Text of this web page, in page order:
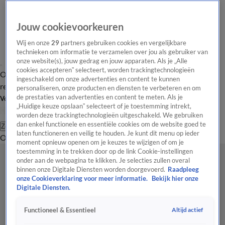
Overzicht Laatste nieuws Regionieuws Het beste van Hart
Tip de
redactie
Volg Hart van Nederland
Zoeken
OverzichtRegioUitzendingenWeerTip de redactiePanelVideo's
Jouw cookievoorkeuren
Wij en onze29 partners gebruiken cookies en vergelijkbare
technieken om informatie te verzamelen over jou als gebruiker van
onze website(s), jouw gedrag en jouw apparaten. Als je „Alle
cookies accepteren” selecteert, worden trackingtechnologieën
ingeschakeld om onze advertenties en content te kunnen
personaliseren, onze producten en diensten te verbeteren en om
de prestaties van advertenties en content te meten. Als je
„Huidige keuze opslaan” selecteert of je toestemming intrekt,
worden deze trackingtechnologieën uitgeschakeld. We gebruiken
dan enkel functionele en essentiële cookies om de website goed te
laten functioneren en veilig te houden. Je kunt dit menu op ieder
moment opnieuw openen om je keuzes te wijzigen of om je
toestemming in te trekken door op de link Cookie-instellingen
onder aan de webpagina te klikken. Je selecties zullen overal
binnen onze Digitale Diensten worden doorgevoerd. Raadpleeg
onze Cookieverklaring voor meer informatie.
Bekijk hier onze
Digitale Diensten.
Functioneel & Essentieel Altijd actief